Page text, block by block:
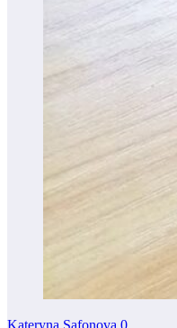
Kateryna Safonova 0